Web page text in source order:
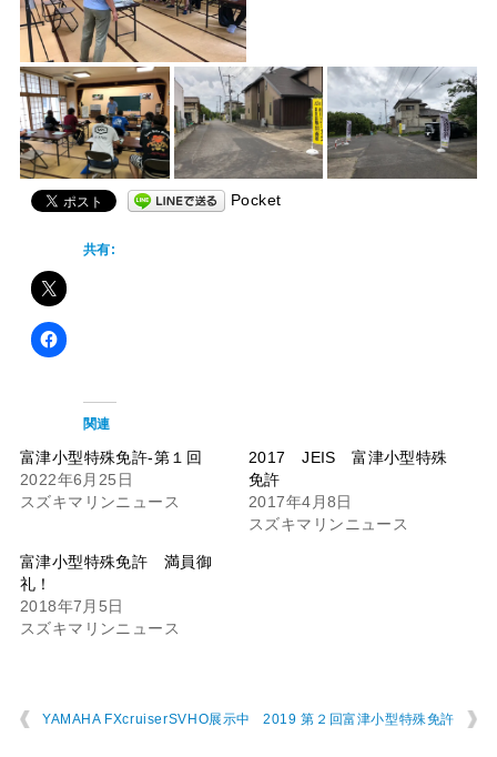
Pocket
共有:
関連
富津小型特殊免許-第１回
2022年6月25日
スズキマリンニュース
2017 JEIS 富津小型特殊
免許
2017年4月8日
スズキマリンニュース
富津小型特殊免許 満員御
礼！
2018年7月5日
スズキマリンニュース
YAMAHA FXcruiserSVHO展示中 2019 第２回富津小型特殊免許